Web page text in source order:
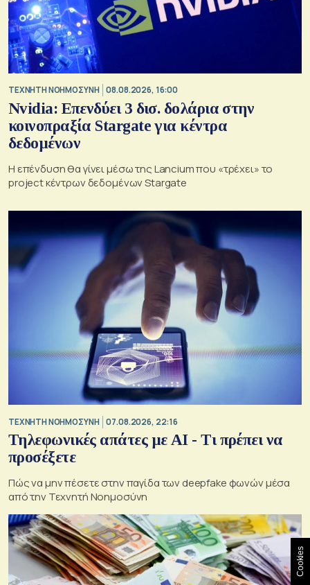
TΕΧΝΗΤΗ ΝΟΗΜΟΣΥΝΗ 08.08.2026, 16:00
Nvidia: Επενδύει 3 δισ. δολάρια στην
κοινοπραξία Stargate για κέντρα
δεδομένων
Η επένδυση θα γίνει μέσω της Lancium που «τρέχει» το
project κέντρων δεδομένων Stargate
TΕΧΝΗΤΗ ΝΟΗΜΟΣΥΝΗ 07.08.2026, 22:16
Τηλεφωνικές απάτες με ΑΙ - Τι πρέπει να
προσέξετε
Πώς να μην πέσετε στην παγίδα των deepfake φωνών μέσα
από την Τεχνητή Νοημοσύνη
Cookies